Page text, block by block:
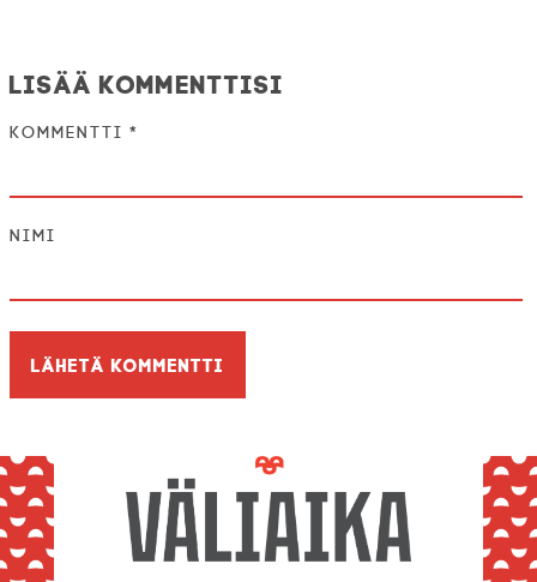
Lisää kommenttisi
Kommentti *
Nimi